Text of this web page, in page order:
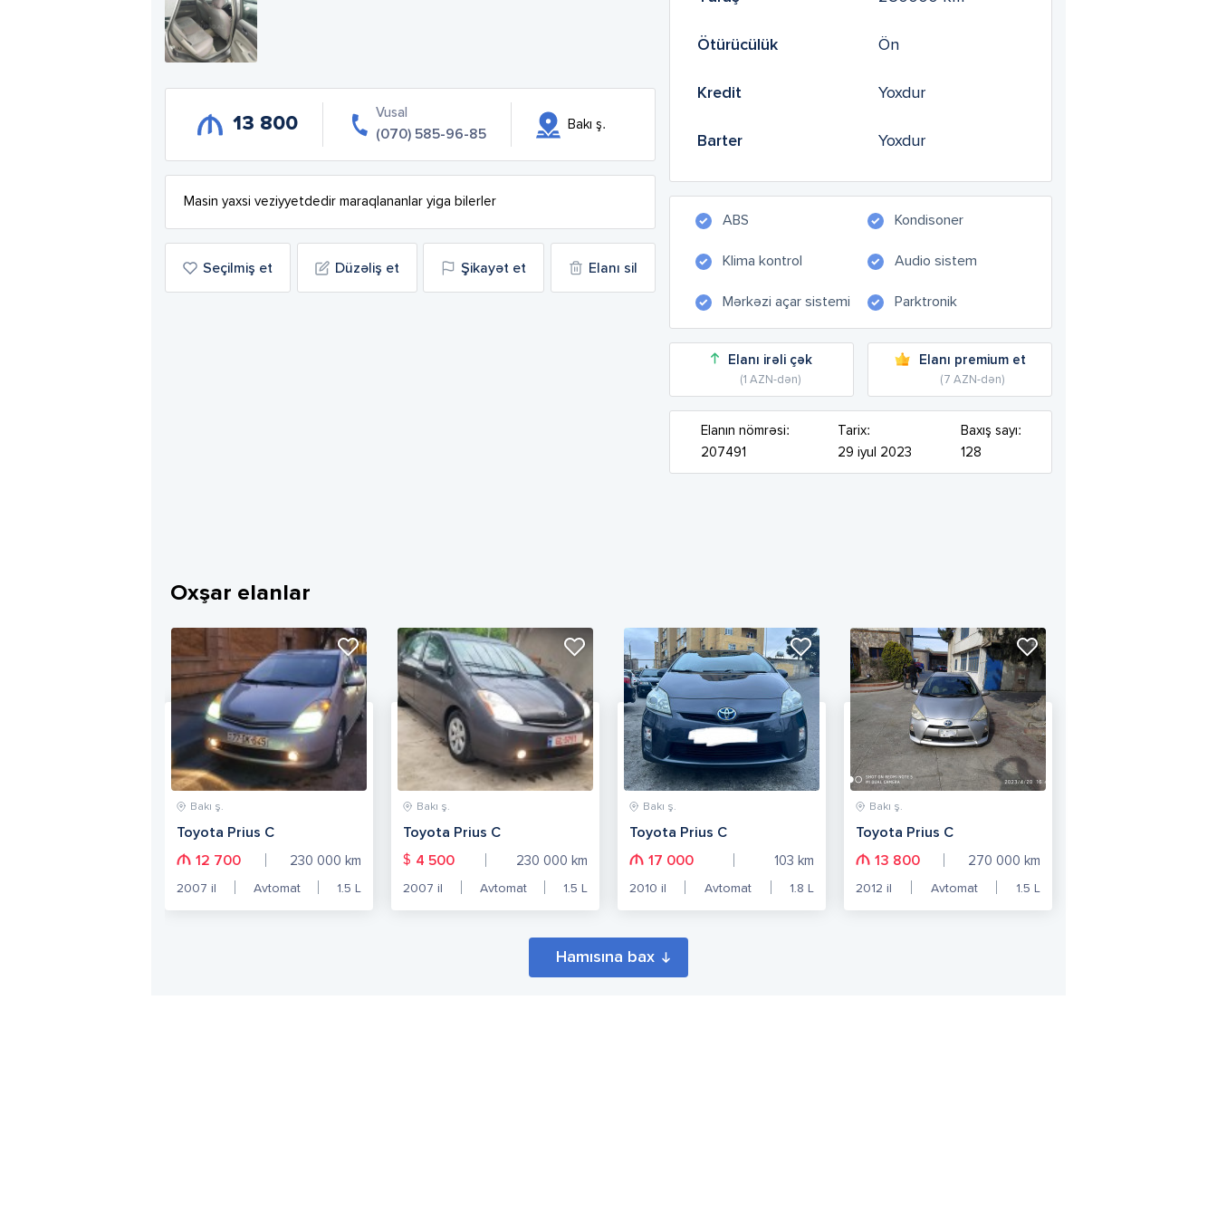
13 800
Vusal
(070) 585-96-85
Bakı ş.
Masin yaxsi veziyyetdedir maraqlananlar yiga bilerler
Seçilmiş et Düzəliş et Şikayət et Elanı sil
Ötürücülük Ön
Kredit Yoxdur
Barter Yoxdur
ABS Kondisoner
Klima kontrol Audio sistem
Mərkəzi açar sistemi Parktronik
Elanı irəli çək
(1 AZN-dən)
Elanı premium et
(7 AZN-dən)
Elanın nömrəsi:
207491
Tarix:
29 iyul 2023
Baxış sayı:
128
Oxşar elanlar
Bakı ş.
Toyota Prius C
12 700
230 000 km
2007 il Avtomat 1.5 L
Bakı ş.
Toyota Prius C
$ 4 500 230 000 km
2007 il Avtomat 1.5 L
Bakı ş.
Toyota Prius C
17 000
103 km
2010 il Avtomat 1.8 L
Bakı ş.
Toyota Prius C
13 800
270 000 km
2012 il Avtomat 1.5 L
Hamısına bax